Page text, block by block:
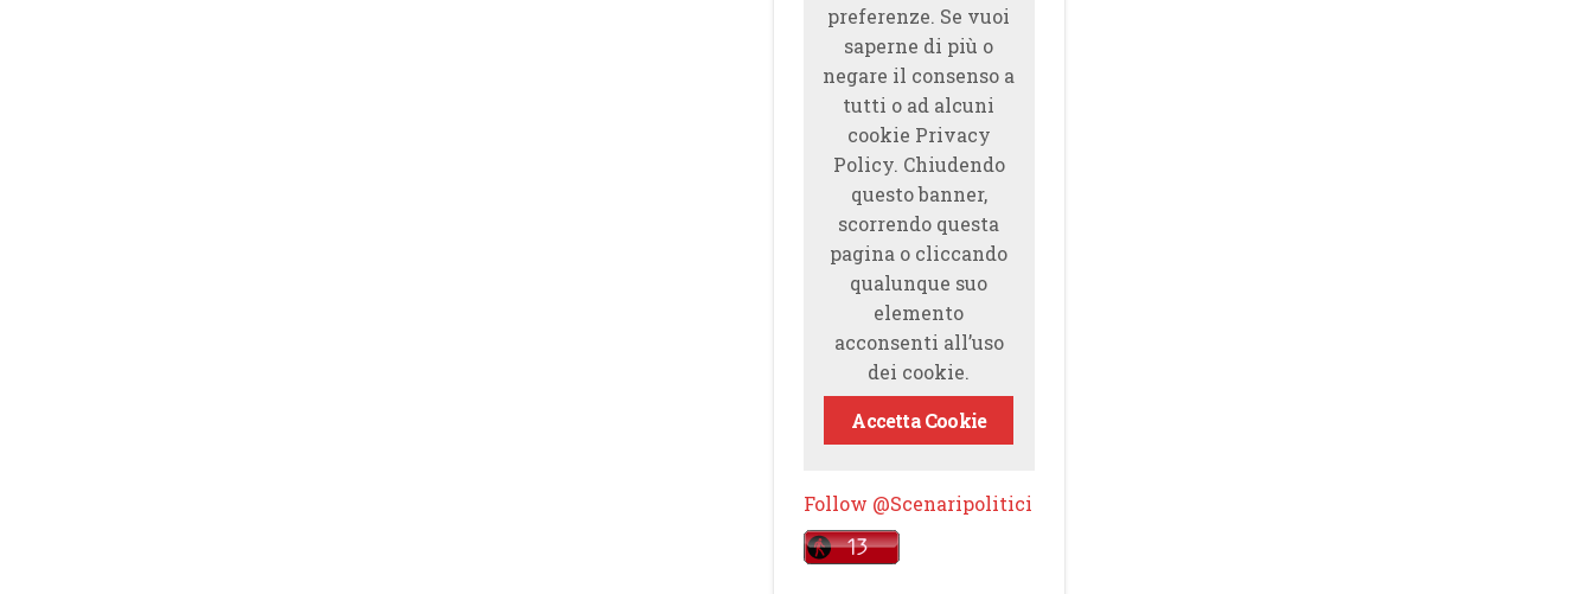
preferenze. Se vuoi
saperne di più o
negare il consenso a
tutti o ad alcuni
cookie Privacy
Policy. Chiudendo
questo banner,
scorrendo questa
pagina o cliccando
qualunque suo
elemento
acconsenti all’uso
dei cookie.
Accetta Cookie
Follow @Scenaripolitici